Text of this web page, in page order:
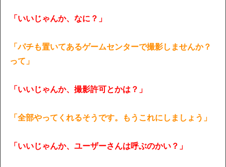
「いいじゃんか、なに？」
「パチも置いてあるゲームセンターで撮影しませんか？
って」
「いいじゃんか、撮影許可とかは？」
「全部やってくれるそうです。もうこれにしましょう」
「いいじゃんか、ユーザーさんは呼ぶのかい？」